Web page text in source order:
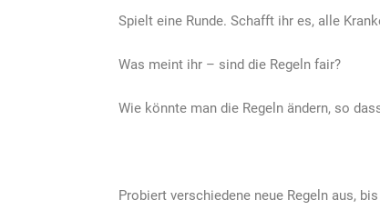
Spielt eine Runde. Schafft ihr es, alle
Was meint ihr – sind die Regeln fair?
Wie könnte man die Regeln ändern, so
Probiert verschiedene neue Regeln aus,